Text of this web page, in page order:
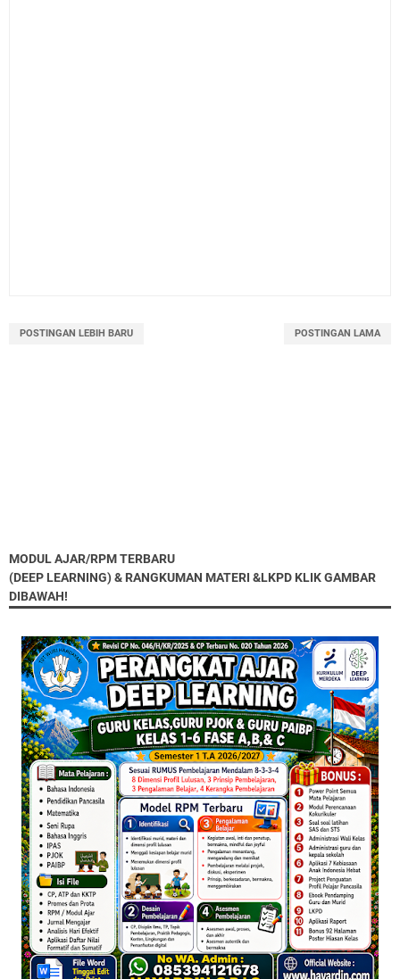
POSTINGAN LEBIH BARU POSTINGAN LAMA
MODUL AJAR/RPM TERBARU
(DEEP LEARNING) & RANGKUMAN MATERI &LKPD KLIK GAMBAR
DIBAWAH!